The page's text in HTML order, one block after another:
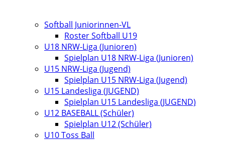
Softball Juniorinnen-VL
Roster Softball U19
U18 NRW-Liga (Junioren)
Spielplan U18 NRW-Liga (Junioren)
U15 NRW-Liga (Jugend)
Spielplan U15 NRW-Liga (Jugend)
U15 Landesliga (JUGEND)
Spielplan U15 Landesliga (JUGEND)
U12 BASEBALL (Schüler)
Spielplan U12 (Schüler)
U10 Toss Ball